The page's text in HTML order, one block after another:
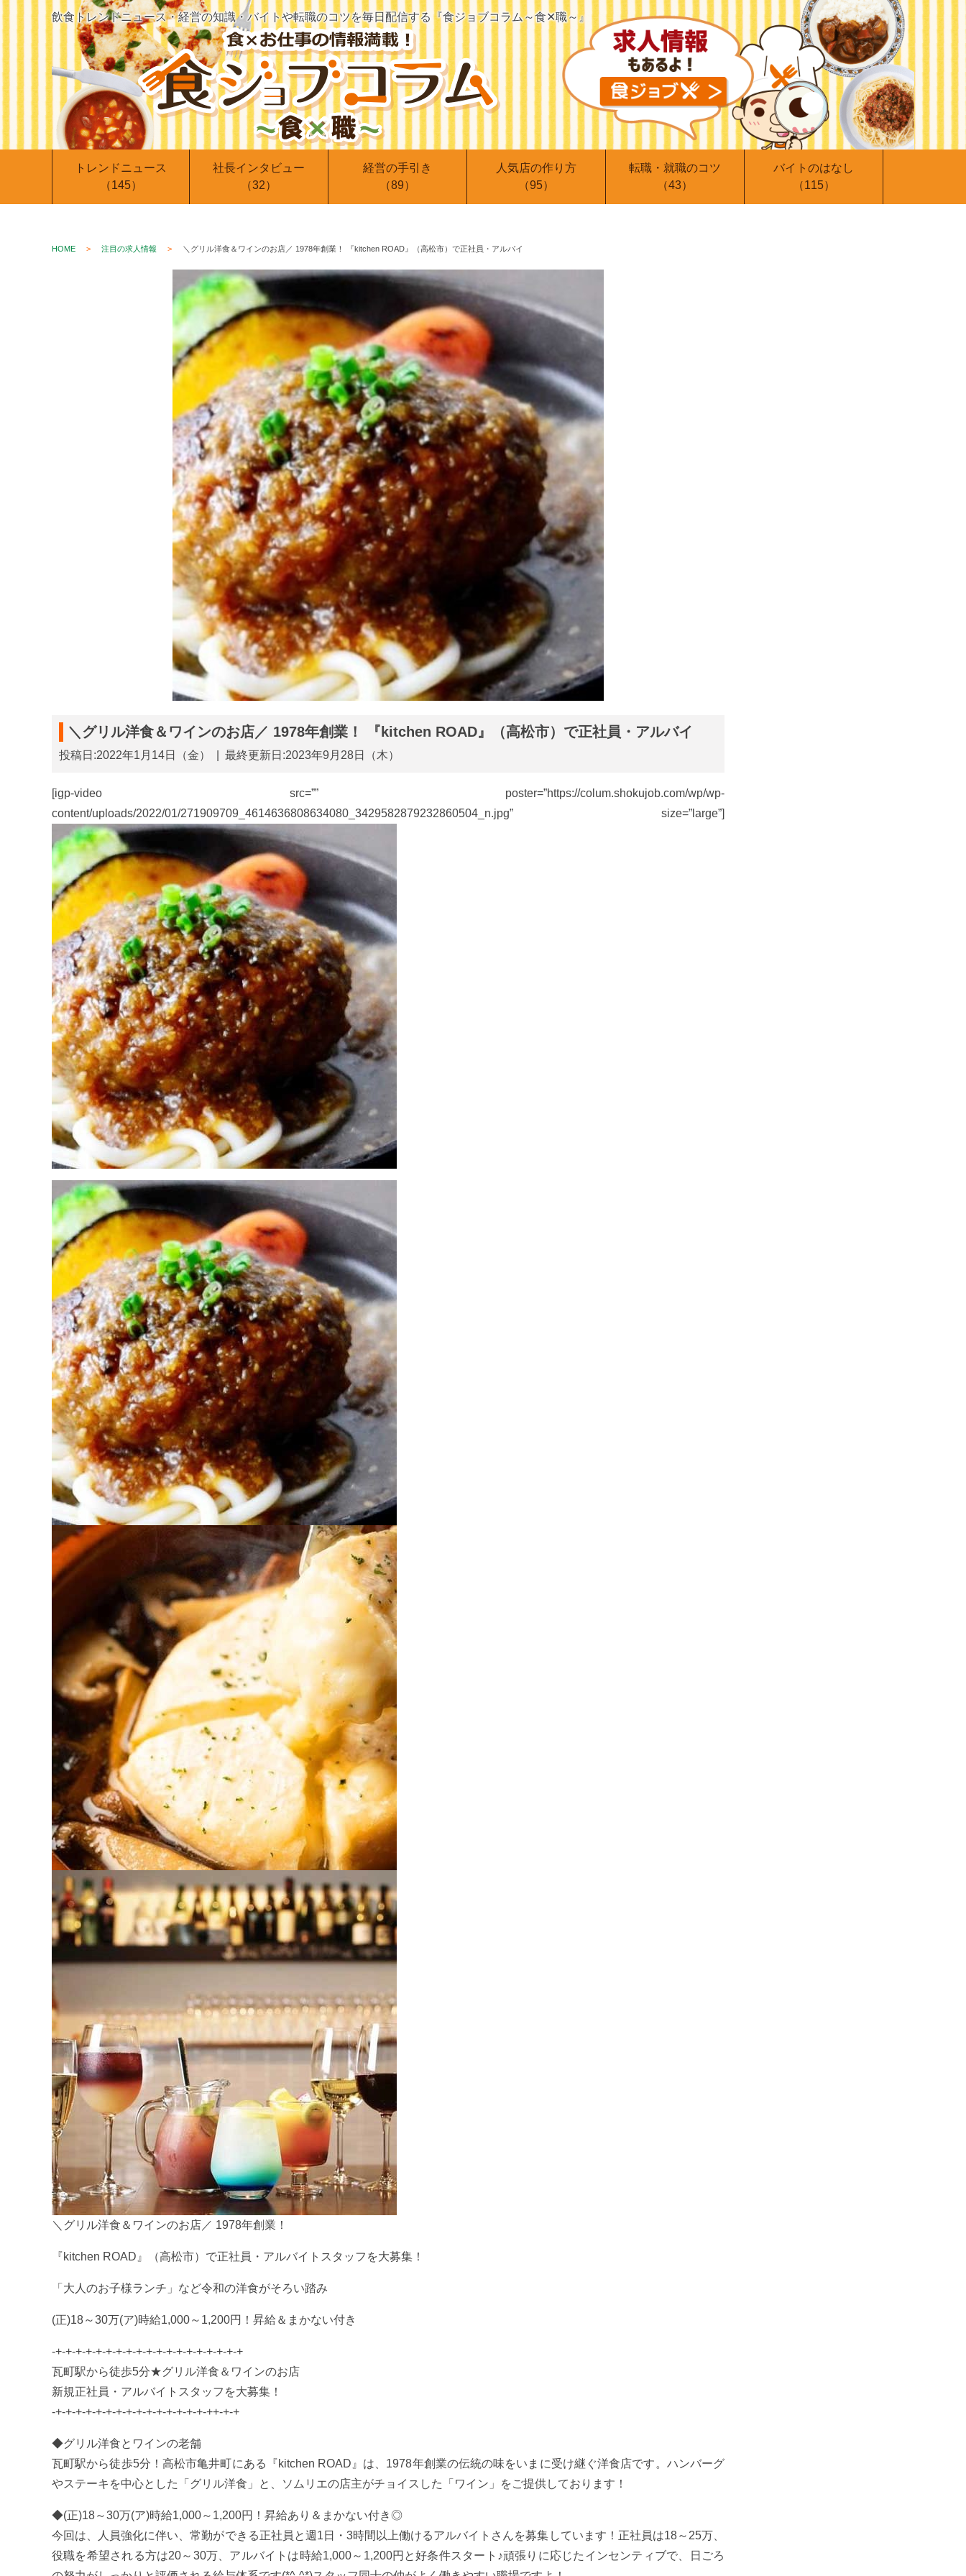
飲食トレンドニュース・経営の知識・バイトや転職のコツを毎日配信する『食ジョブコラム～食✕職～』
トレンドニュース
（145）
社長インタビュー
（32）
経営の手引き
（89）
人気店の作り方
（95）
転職・就職のコツ
（43）
バイトのはなし
（115）
HOME 注目の求人情報 ＼グリル洋食＆ワインのお店／ 1978年創業！ 『kitchen ROAD』（高松市）で正社員・アルバイ
＼グリル洋食＆ワインのお店／ 1978年創業！ 『kitchen ROAD』（高松市）で正社員・アルバイ
投稿日:2022年1月14日（金） 最終更新日:2023年9月28日（木）
[igp-video src=”” poster=”https://colum.shokujob.com/wp/wp-
content/uploads/2022/01/271909709_4614636808634080_3429582879232860504_n.jpg” size=”large”]
＼グリル洋食＆ワインのお店／ 1978年創業！
『kitchen ROAD』（高松市）で正社員・アルバイトスタッフを大募集！
「大人のお子様ランチ」など令和の洋食がそろい踏み
(正)18～30万(ア)時給1,000～1,200円！昇給＆まかない付き
-+-+-+-+-+-+-+-+-+-+-+-+-+-+-+-+-+-+-+
瓦町駅から徒歩5分★グリル洋食＆ワインのお店
新規正社員・アルバイトスタッフを大募集！
-+-+-+-+-+-+-+-+-+-+-+-+-+-+-+-++-+-+
◆グリル洋食とワインの老舗
瓦町駅から徒歩5分！高松市亀井町にある『kitchen ROAD』は、1978年創業の伝統の味をいまに受け継ぐ洋食店です。ハンバーグ
やステーキを中心とした「グリル洋食」と、ソムリエの店主がチョイスした「ワイン」をご提供しております！
◆(正)18～30万(ア)時給1,000～1,200円！昇給あり＆まかない付き◎
今回は、人員強化に伴い、常勤ができる正社員と週1日・3時間以上働けるアルバイトさんを募集しています！正社員は18～25万、
役職を希望される方は20～30万、アルバイトは時給1,000～1,200円と好条件スタート♪頑張りに応じたインセンティブで、日ごろ